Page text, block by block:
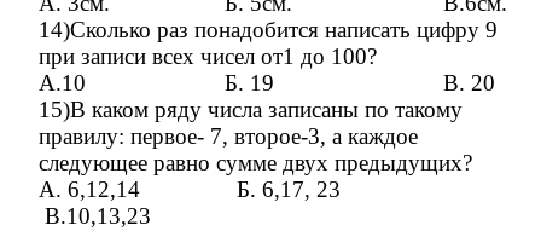
14)Сколько раз понадобится написать цифру 9
при записи всех чисел от1 до 100?
А.10 Б. 19 В. 20
15)В каком ряду числа записаны по такому
правилу: первое- 7, второе-3, а каждое
следующее равно сумме двух предыдущих?
А. 6,12,14 Б. 6,17, 23
В.10,13,23